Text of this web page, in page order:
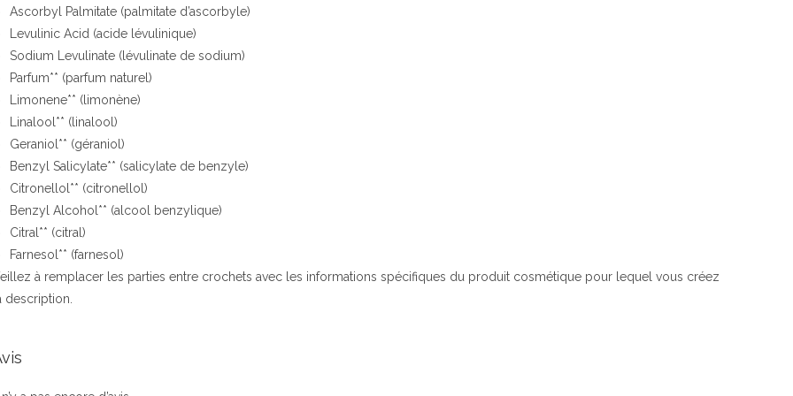
Ascorbyl Palmitate (palmitate d’ascorbyle)
Levulinic Acid (acide lévulinique)
Sodium Levulinate (lévulinate de sodium)
Parfum** (parfum naturel)
Limonene** (limonène)
Linalool** (linalool)
Geraniol** (géraniol)
Benzyl Salicylate** (salicylate de benzyle)
Citronellol** (citronellol)
Benzyl Alcohol** (alcool benzylique)
Citral** (citral)
Farnesol** (farnesol)
à remplacer les parties entre crochets avec les informations spécifiques du produit cosmétique pour lequel vous créez
description.